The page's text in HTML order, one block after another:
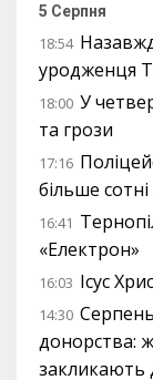
5 Серпня
18:54
уродженця
18:00 У
та грози
17:16
більше сотні
16:41
«Електрон»
16:03 Ісус
14:30
донорства:
закликають